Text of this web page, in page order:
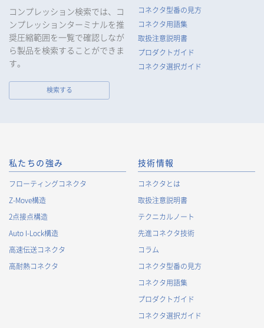
当社は、当社サービスの提供にあたり、お客様等の氏名、住
所、電話番号、電子メールアドレス、勤務先情報（所属会社
名、所属部署名、役職、住所、電話（FAX）番号等）、性別、銀
行口座情報等の個人情報を取得します。当社は、適正に個人情
報を取得し、偽りその他不正の手段により取得することはいた
なお、当社は、Cookieおよびその他のトラッキング技術（例え
ばWebビーコン）を使用して、IPアドレス等の識別子を含む、
られる場合のCookie情報は、後掲及びCookieポリシーに従って
取り扱います。https://www.irisoele.com/jp/cookie/
2. 個人情報の利用目的
当社が取得する個人情報の利用目的は、次の通りです。当社
は、次の利用目的を、関連性を有すると合理的に認められる範
囲で変更することがあり、変更した場合には、変更された利用
お客様に対する当社製品のご案内のため
お客様に対するキャンペーン、イベント開催案内等の情報
コンプレッション検索では、コ
ンプレッションターミナルを推
奨圧縮範囲を一覧で確認しなが
ら製品を検索することができま
す。
検索する
コネクタ型番の見方
コネクタ用語集
取扱注意説明書
プロダクトガイド
コネクタ選択ガイド
私たちの強み
フローティングコネクタ
Z-Move構造
2点接点構造
Auto I-Lock構造
高速伝送コネクタ
高耐熱コネクタ
技術情報
コネクタとは
取扱注意説明書
テクニカルノート
先進コネクタ技術
コラム
コネクタ型番の見方
コネクタ用語集
プロダクトガイド
コネクタ選択ガイド